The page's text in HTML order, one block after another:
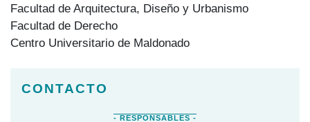
Facultad de Arquitectura, Diseño y Urbanismo
Facultad de Derecho
Centro Universitario de Maldonado